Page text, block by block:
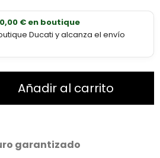
€ en boutique
Ducati y alcanza el envío
Añadir al carrito
garantizado